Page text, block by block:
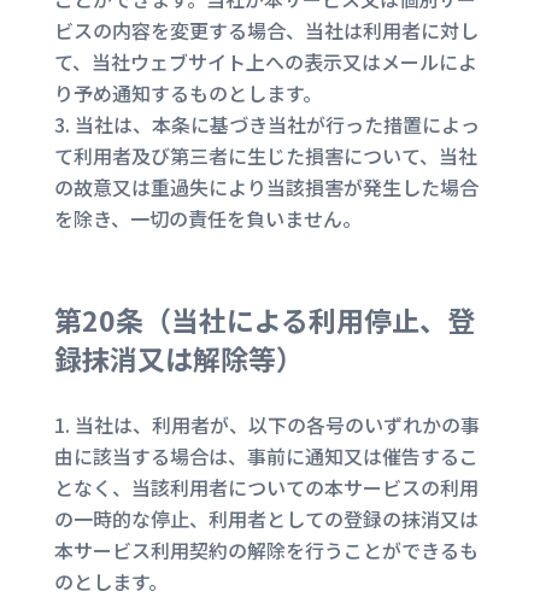
ビスの内容を変更する場合、当社は利用者に対し
て、当社ウェブサイト上への表示又はメールによ
り予め通知するものとします。
当社は、本条に基づき当社が行った措置によっ
て利用者及び第三者に生じた損害について、当社
の故意又は重過失により当該損害が発生した場合
を除き、一切の責任を負いません。
第20条（当社による利用停止、登
録抹消又は解除等）
当社は、利用者が、以下の各号のいずれかの事
由に該当する場合は、事前に通知又は催告するこ
となく、当該利用者についての本サービスの利用
の一時的な停止、利用者としての登録の抹消又は
本サービス利用契約の解除を行うことができるも
のとします。